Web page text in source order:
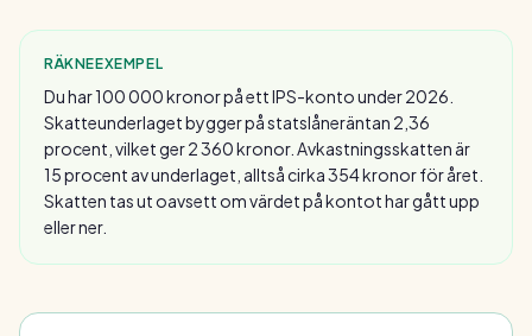
RÄKNEEXEMPEL
Du har 100 000 kronor på ett IPS-konto under 2026.
Skatteunderlaget bygger på statslåneräntan 2,36
procent, vilket ger 2 360 kronor. Avkastningsskatten är
15 procent av underlaget, alltså cirka 354 kronor för året.
Skatten tas ut oavsett om värdet på kontot har gått upp
eller ner.